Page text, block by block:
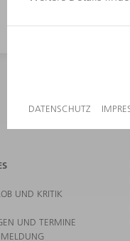
UND KRITIK
UND TERMINE